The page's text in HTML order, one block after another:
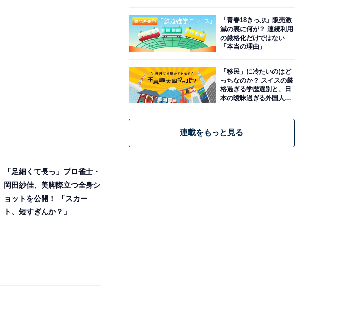
「足細くて長っ」プロ雀士・
岡田紗佳、美脚際立つ全身シ
ョットを公開！ 「スカー
ト、短すぎんか？」
「青春18きっぷ」販売激
減の裏に何が？ 連続利用
の厳格化だけではない
「本当の理由」
「移民」に冷たいのはど
っちなのか？ スイスの厳
格過ぎる学歴選別と、日
本の曖昧過ぎる外国人政
連載をもっと見る